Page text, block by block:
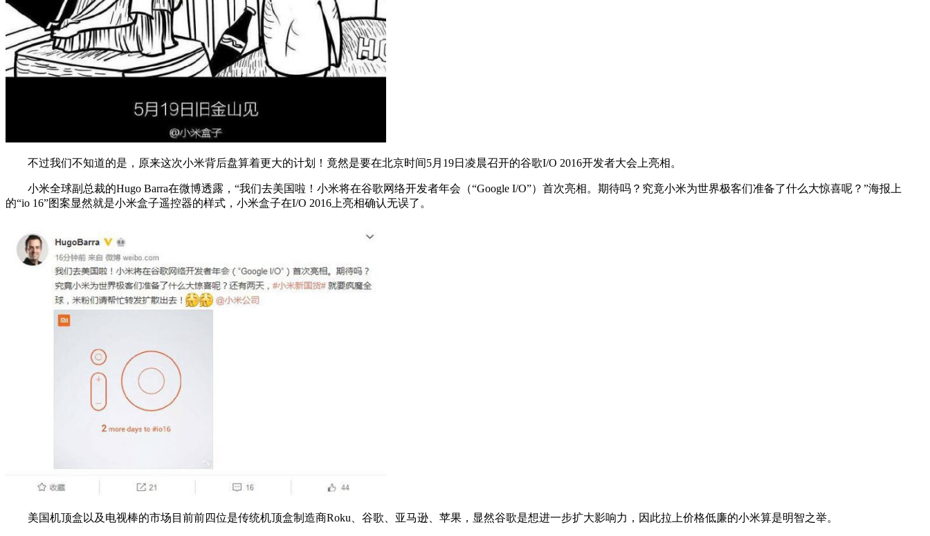
不过我们不知道的是，原来这次小米背后盘算着更大的计划！竟然是要在北京时间5月19日凌晨召开的谷歌I/O 2016开发者大会上亮相。
小米全球副总裁的Hugo Barra在微博透露，“我们去美国啦！小米将在谷歌网络开发者年会（“Google I/O”）首次亮相。期待吗？究竟小米为世界极客们准备了什么大惊喜呢？”海报上
的“io 16”图案显然就是小米盒子遥控器的样式，小米盒子在I/O 2016上亮相确认无误了。
美国机顶盒以及电视棒的市场目前前四位是传统机顶盒制造商Roku、谷歌、亚马逊、苹果，显然谷歌是想进一步扩大影响力，因此拉上价格低廉的小米算是明智之举。